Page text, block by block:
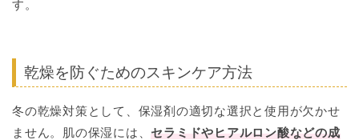
す。
乾燥を防ぐためのスキンケア方法
冬の乾燥対策として、保湿剤の適切な選択と使用が欠かせ
ません。肌の保湿には、 セラミドやヒアルロン酸などの成